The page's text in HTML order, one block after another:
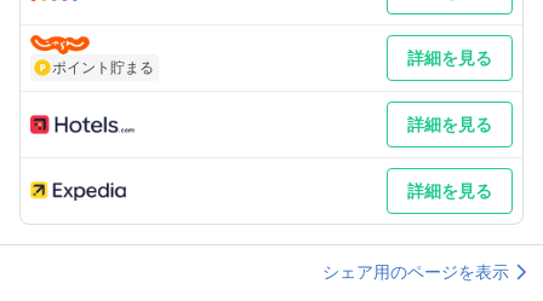
ポイント貯まる 詳細を見る
詳細を見る
詳細を見る
シェア用のページを表示